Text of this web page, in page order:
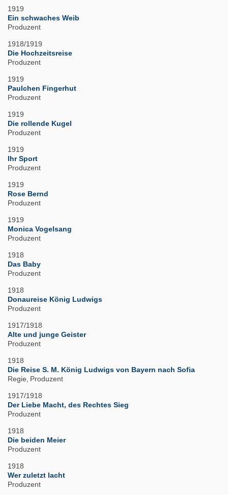
1919
Ein schwaches Weib
Produzent
1918/1919
Die Hochzeitsreise
Produzent
1919
Paulchen Fingerhut
Produzent
1919
Die rollende Kugel
Produzent
1919
Ihr Sport
Produzent
1919
Rose Bernd
Produzent
1919
Monica Vogelsang
Produzent
1918
Das Baby
Produzent
1918
Donaureise König Ludwigs
Produzent
1917/1918
Alte und junge Geister
Produzent
1918
Die Reise S. M. König Ludwigs von Bayern nach Sofia
Regie Produzent
1917/1918
Der Liebe Macht, des Rechtes Sieg
Produzent
1918
Die beiden Meier
Produzent
1918
Wer zuletzt lacht
Produzent